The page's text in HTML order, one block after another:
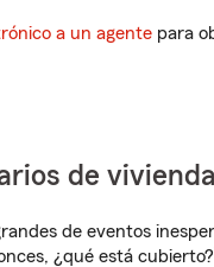
a un agente para
de vivienda
de eventos
¿qué está cubierto?